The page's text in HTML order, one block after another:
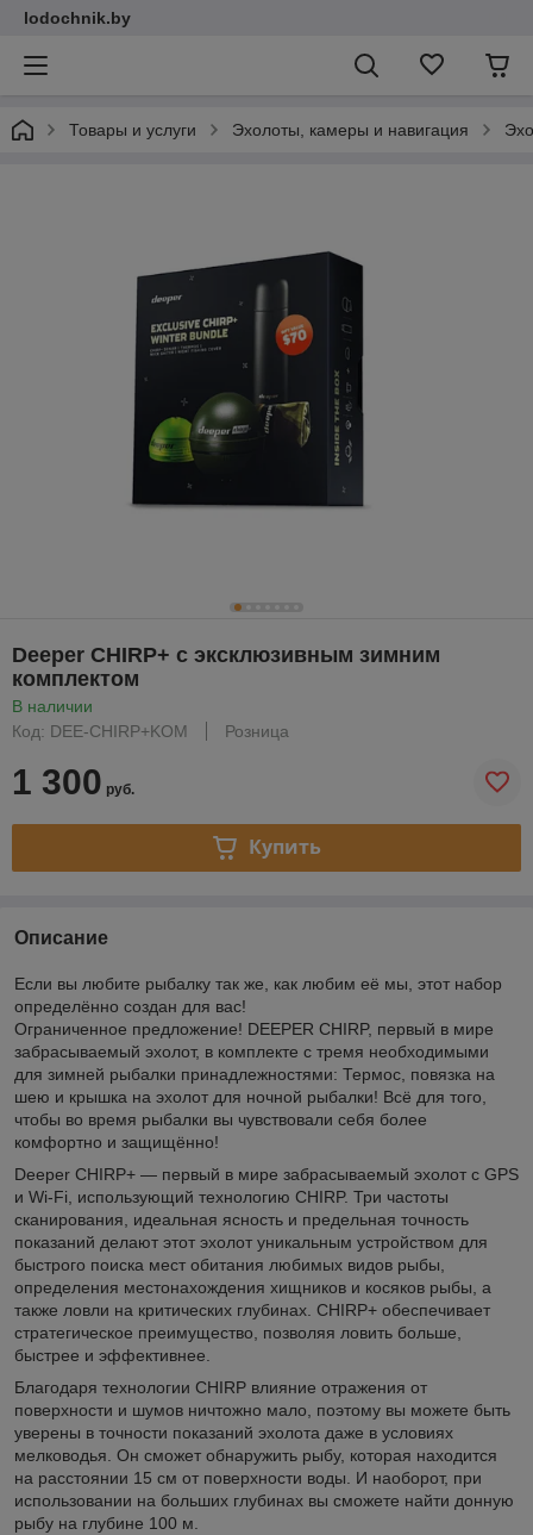
lodochnik.by
Товары и услуги Эхолоты, камеры и навигация
Deeper CHIRP+ с эксклюзивным зимним
комплектом
В наличии
Код: DEE-CHIRP+KOM
Розница
1 300 руб.
Купить
Описание
Если вы любите рыбалку так же, как любим её мы, этот набор
определённо создан для вас!
Ограниченное предложение! DEEPER CHIRP, первый в мире
забрасываемый эхолот, в комплекте с тремя необходимыми
для зимней рыбалки принадлежностями: Термос, повязка на
шею и крышка на эхолот для ночной рыбалки! Всё для того,
чтобы во время рыбалки вы чувствовали себя более
комфортно и защищённо!
Deeper CHIRP+ — первый в мире забрасываемый эхолот с GPS
и Wi-Fi, использующий технологию CHIRP. Три частоты
сканирования, идеальная ясность и предельная точность
показаний делают этот эхолот уникальным устройством для
быстрого поиска мест обитания любимых видов рыбы,
определения местонахождения хищников и косяков рыбы, а
также ловли на критических глубинах. CHIRP+ обеспечивает
стратегическое преимущество, позволяя ловить больше,
быстрее и эффективнее.
Благодаря технологии CHIRP влияние отражения от
поверхности и шумов ничтожно мало, поэтому вы можете быть
уверены в точности показаний эхолота даже в условиях
мелководья. Он сможет обнаружить рыбу, которая находится
на расстоянии 15 см от поверхности воды. И наоборот, при
использовании на больших глубинах вы сможете найти донную
рыбу на глубине 100 м.